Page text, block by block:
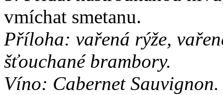
vmíchat smetanu.
Příloha: vařená rýže,
šťouchané brambory.
Víno: Cabernet Sauvignon.